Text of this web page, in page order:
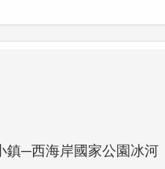
─西海岸國家公園冰